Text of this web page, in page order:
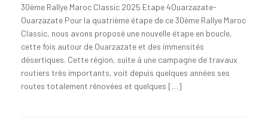
30ème Rallye Maroc Classic 2025 Etape 4Ouarzazate-
Ouarzazate Pour la quatrième étape de ce 30ème Rallye Maroc
Classic, nous avons proposé une nouvelle étape en boucle,
cette fois autour de Ouarzazate et des immensités
désertiques. Cette région, suite à une campagne de travaux
routiers très importants, voit depuis quelques années ses
routes totalement rénovées et quelques […]